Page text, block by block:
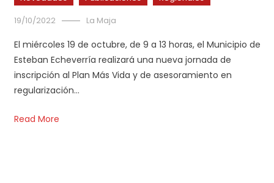
19/10/2022
La Maja
El miércoles 19 de octubre, de 9 a 13 horas, el Municipio de
Esteban Echeverría realizará una nueva jornada de
inscripción al Plan Más Vida y de asesoramiento en
regularización…
Read More